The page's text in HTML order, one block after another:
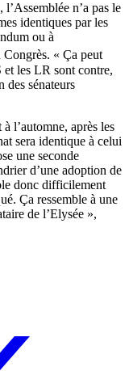
n’a pas le
identiques par les
ou à
« Ça peut
et les LR sont contre,
des sénateurs
l’automne, après les
sera identique à celui
une seconde
d’une adoption de
donc difficilement
Ça ressemble à une
de l’Elysée »,